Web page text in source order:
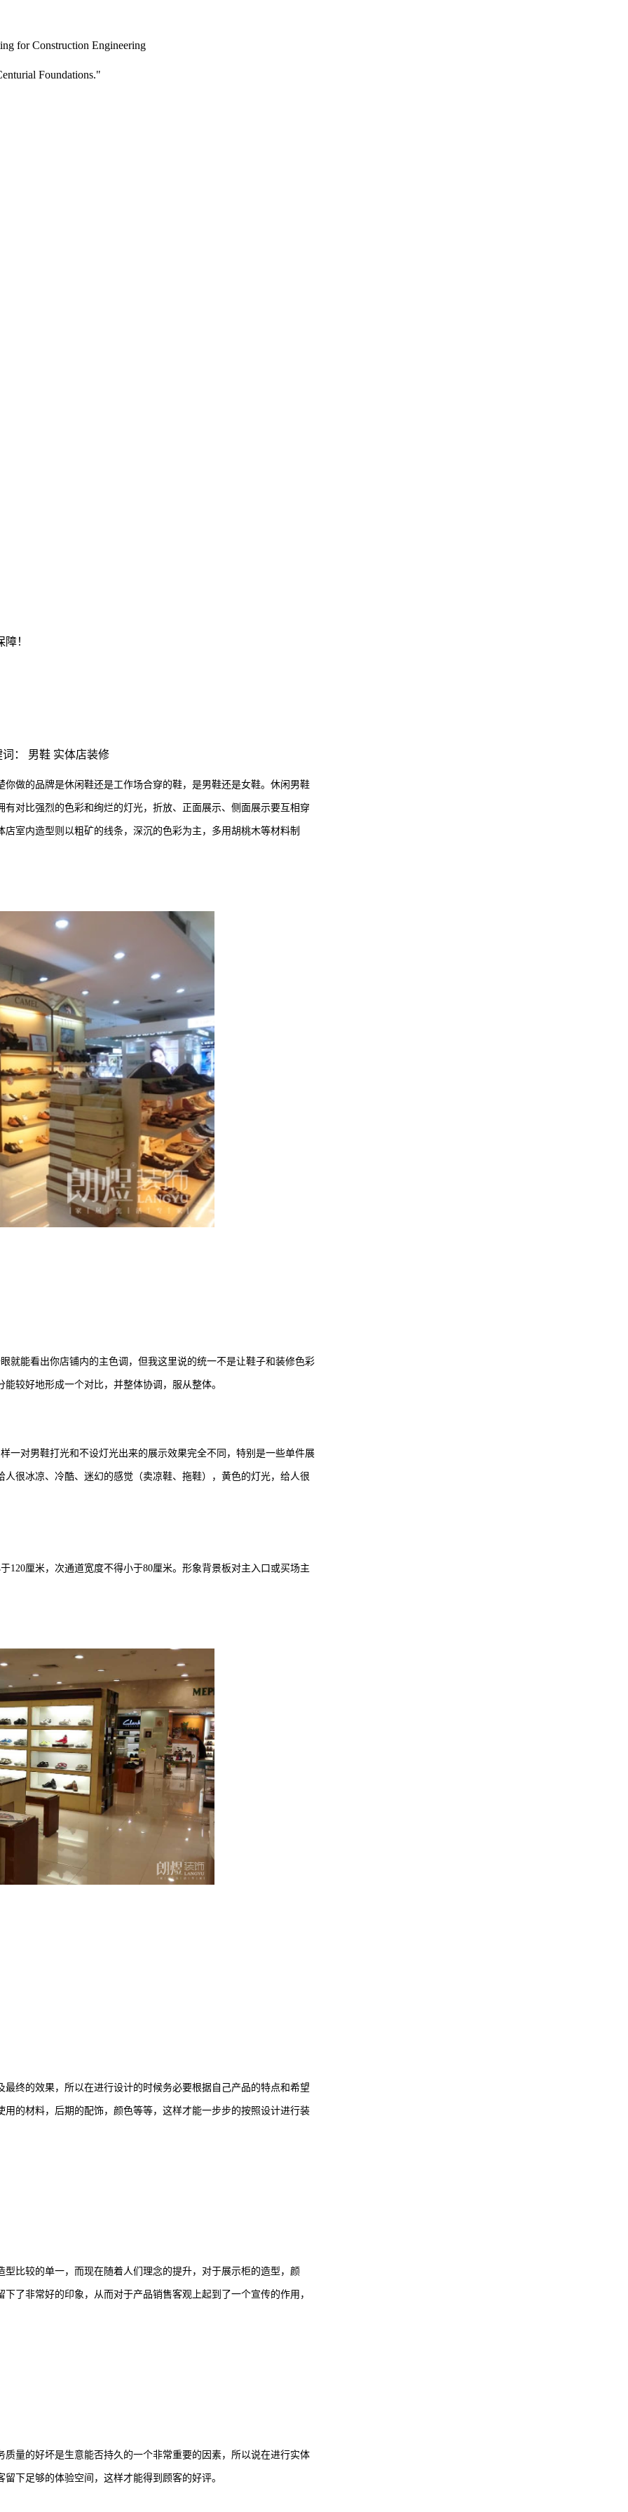
for Construction Engineering
Foundations."
词： 男鞋 实体店装修
做的品牌是休闲鞋还是工作场合穿的鞋，是男鞋还是女鞋。休闲男鞋
对比强烈的色彩和绚烂的灯光，折放、正面展示、侧面展示要互相穿
室内造型则以粗矿的线条，深沉的色彩为主，多用胡桃木等材料制
就能看出你店铺内的主色调，但我这里说的统一不是让鞋子和装修色彩
较好地形成一个对比，并整体协调，服从整体。
一对男鞋打光和不设灯光出来的展示效果完全不同，特别是一些单件展
很冰凉、冷酷、迷幻的感觉（卖凉鞋、拖鞋），黄色的灯光，给人很
120厘米，次通道宽度不得小于80厘米。形象背景板对主入口或买场主
终的效果，所以在进行设计的时候务必要根据自己产品的特点和希望
的材料，后期的配饰，颜色等等，这样才能一步步的按照设计进行装
比较的单一，而现在随着人们理念的提升，对于展示柜的造型，颜
了非常好的印象，从而对于产品销售客观上起到了一个宣传的作用，
量的好坏是生意能否持久的一个非常重要的因素，所以说在进行实体
下足够的体验空间，这样才能得到顾客的好评。